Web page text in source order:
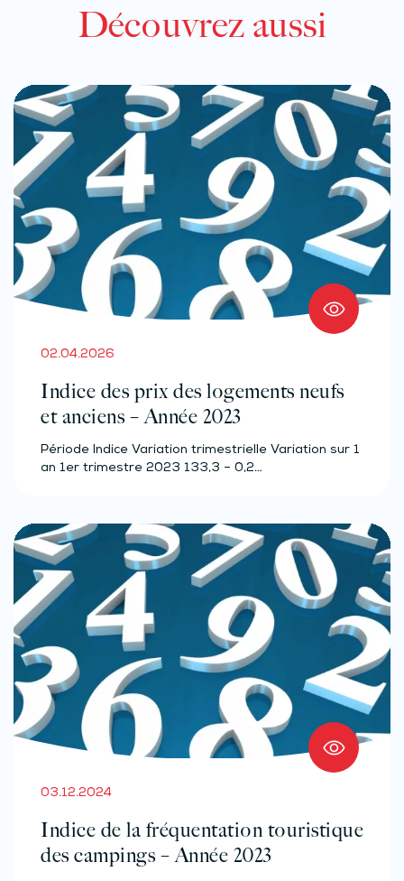
Découvrez aussi
02.04.2026
Indice des prix des logements neufs
et anciens – Année 2023
Période Indice Variation trimestrielle Variation sur 1
an 1er trimestre 2023 133,3 – 0,2…
03.12.2024
Indice de la fréquentation touristique
des campings – Année 2023